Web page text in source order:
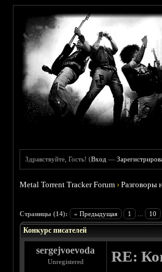
Здравствуйте, Гость! (Вход —
Metal Torrent Tracker Forum ›Разговоры
Страницы (14): « Предыдущая 1 10
Конкурс писателей
sergejvoevoda
Unregistered RE: